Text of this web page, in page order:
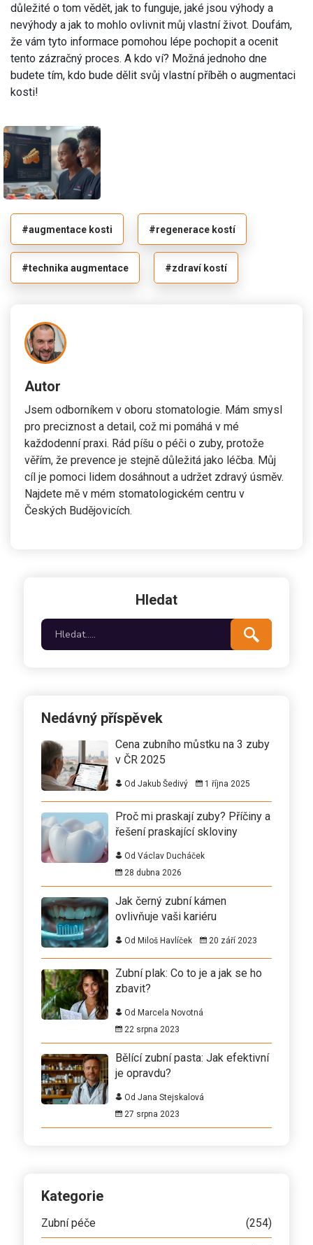
důležité o tom vědět, jak to funguje, jaké jsou výhody a
nevýhody a jak to mohlo ovlivnit můj vlastní život. Doufám,
že vám tyto informace pomohou lépe pochopit a ocenit
tento zázračný proces. A kdo ví? Možná jednoho dne
budete tím, kdo bude dělit svůj vlastní příběh o augmentaci
kosti!
#augmentace kosti #regenerace kostí
#technika augmentace #zdraví kostí
Autor
Jsem odborníkem v oboru stomatologie. Mám smysl
pro preciznost a detail, což mi pomáhá v mé
každodenní praxi. Rád píšu o péči o zuby, protože
věřím, že prevence je stejně důležitá jako léčba. Můj
cíl je pomoci lidem dosáhnout a udržet zdravý úsměv.
Najdete mě v mém stomatologickém centru v
Českých Budějovicích.
Hledat
Nedávný příspěvek
Cena zubního můstku na 3 zuby
v ČR 2025
Od Jakub Šedivý 1 října 2025
Proč mi praskají zuby? Příčiny a
řešení praskající skloviny
Od Václav Ducháček
28 dubna 2026
Jak černý zubní kámen
ovlivňuje vaši kariéru
Od Miloš Havlíček 20 září 2023
Zubní plak: Co to je a jak se ho
zbavit?
Od Marcela Novotná
22 srpna 2023
Bělící zubní pasta: Jak efektivní
je opravdu?
Od Jana Stejskalová
27 srpna 2023
Kategorie
Zubní péče (254)